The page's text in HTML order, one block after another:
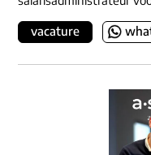
vacature